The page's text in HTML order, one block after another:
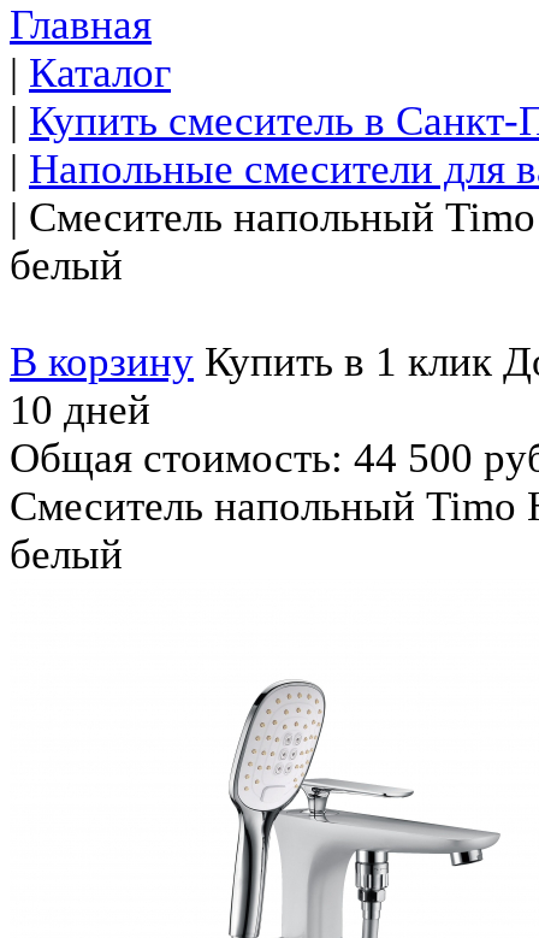
Главная
| Каталог
| Купить смеситель в
| Напольные смесители для
| Смеситель напольный
белый
В корзину Купить в 1 клик
10 дней
Общая стоимость: 44 500
Смеситель напольный
белый